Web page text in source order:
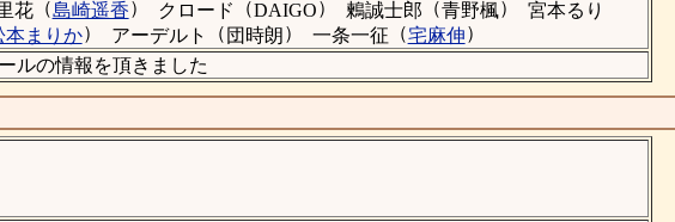
花（島崎遥香） クロード （DAIGO） 鶫誠士郎 （青野楓）
宮本るり
本まりか） アーデルト （ 団時朗） 一条一征 （宅麻伸）
ルの情報を頂きました